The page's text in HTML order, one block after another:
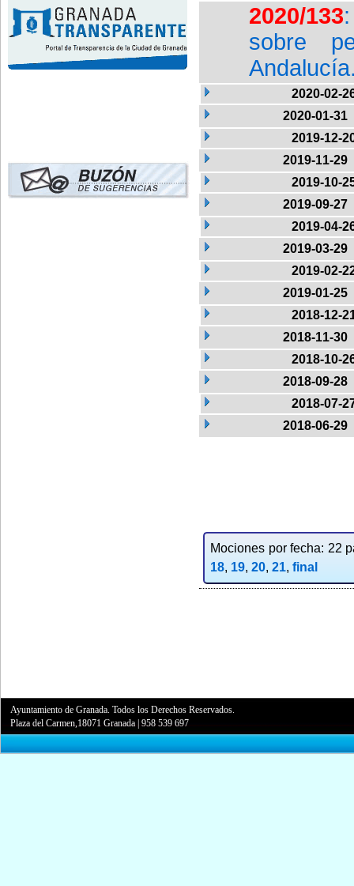
2020/133
sobre
2020-02-
2020-01-31
2019-12-
2019-11-29
2019-10-
2019-09-27
2019-04-
2019-03-29
2019-02-
2019-01-25
2018-12-
2018-11-30
2018-10-
2018-09-28
2018-07-
2018-06-29
Mociones por fecha: 22
18, 19, 20, 21, final
Ayuntamiento de Granada. Todos los Derechos Reservados.
Plaza del Carmen,18071 Granada |958 539 697